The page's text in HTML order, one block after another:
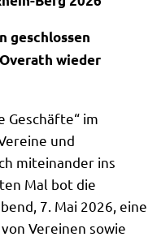
geschlossen
wieder
Geschäfte“ im
und
miteinander ins
Mal bot die
7. Mai 2026, eine
Vereinen sowie